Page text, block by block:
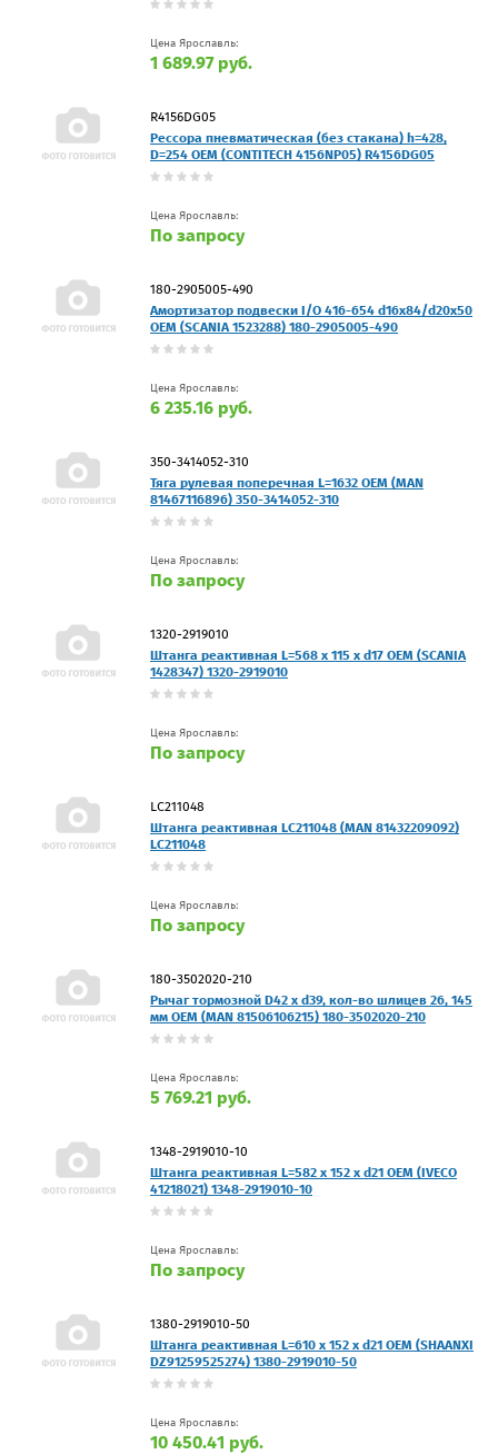
Цена Ярославль:
1 689.97 руб.
R4156DG05
Рессора пневматическая (без стакана) h=428,
D=254 OEM (CONTITECH 4156NP05) R4156DG05
Цена Ярославль:
По запросу
180-2905005-490
Амортизатор подвески I/O 416-654 d16x84/d20x50
OEM (SCANIA 1523288) 180-2905005-490
Цена Ярославль:
6 235.16 руб.
350-3414052-310
Тяга рулевая поперечная L=1632 OEM (MAN
81467116896) 350-3414052-310
Цена Ярославль:
По запросу
1320-2919010
Штанга реактивная L=568 x 115 x d17 OEM (SCANIA
1428347) 1320-2919010
Цена Ярославль:
По запросу
LC211048
Штанга реактивная LC211048 (MAN 81432209092)
LC211048
Цена Ярославль:
По запросу
180-3502020-210
Рычаг тормозной D42 x d39, кол-во шлицев 26, 145
мм OEM (MAN 81506106215) 180-3502020-210
Цена Ярославль:
5 769.21 руб.
1348-2919010-10
Штанга реактивная L=582 x 152 x d21 OEM (IVECO
41218021) 1348-2919010-10
Цена Ярославль:
По запросу
1380-2919010-50
Штанга реактивная L=610 x 152 x d21 OEM (SHAANXI
DZ91259525274) 1380-2919010-50
Цена Ярославль:
10 450.41 руб.